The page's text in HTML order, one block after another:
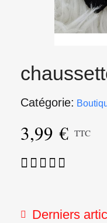
Catégorie
3,99 € TTC
    
Derniers